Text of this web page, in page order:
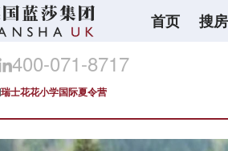
首页 搜房
400-071-8717
瑞士花花小学国际夏令营